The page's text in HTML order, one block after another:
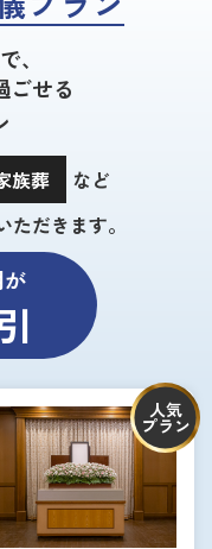
、
ごせる
族葬
など
だきます。
人気
プラン